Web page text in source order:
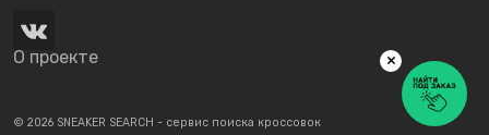
О проекте
© 2026 SNEAKER SEARCH - сервис поиска кроссовок
×